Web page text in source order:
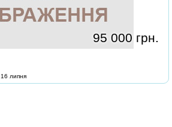
95 000 грн.
16 липня